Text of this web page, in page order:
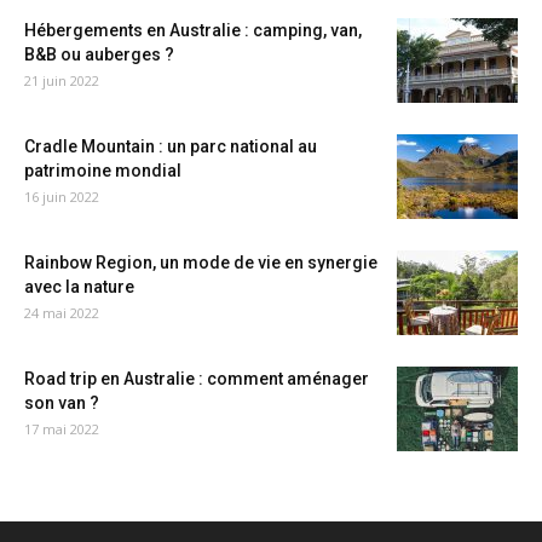
Hébergements en Australie : camping, van,
B&B ou auberges ?
21 juin 2022
Cradle Mountain : un parc national au
patrimoine mondial
16 juin 2022
Rainbow Region, un mode de vie en synergie
avec la nature
24 mai 2022
Road trip en Australie : comment aménager
son van ?
17 mai 2022